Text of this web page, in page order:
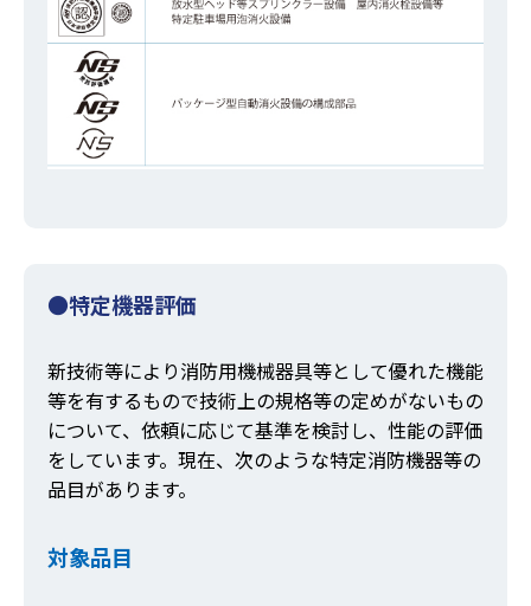
●特定機器評価
新技術等により消防用機械器具等として優れた機能
等を有するもので技術上の規格等の定めがないもの
について、依頼に応じて基準を検討し、性能の評価
をしています。現在、次のような特定消防機器等の
品目があります。
対象品目